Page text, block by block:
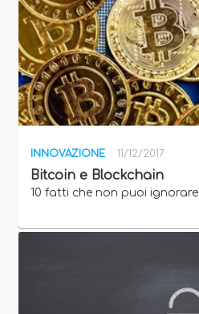
INNOVAZIONE 11/12/2017
Bitcoin e Blockchain
10 fatti che non puoi ignorare